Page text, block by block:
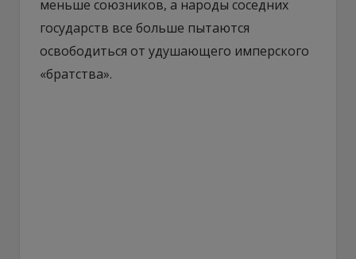
меньше союзников, а народы соседних
государств все больше пытаются
освободиться от удушающего имперского
«братства».